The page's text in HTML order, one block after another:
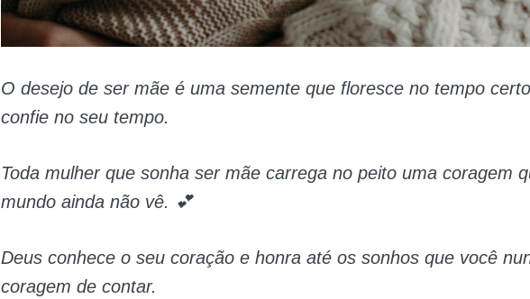
O desejo de ser mãe é uma semente que floresce no tempo
confie no seu tempo.
Toda mulher que sonha ser mãe carrega no peito uma coragem
mundo ainda não vê. 💕
Deus conhece o seu coração e honra até os sonhos que você
coragem de contar.